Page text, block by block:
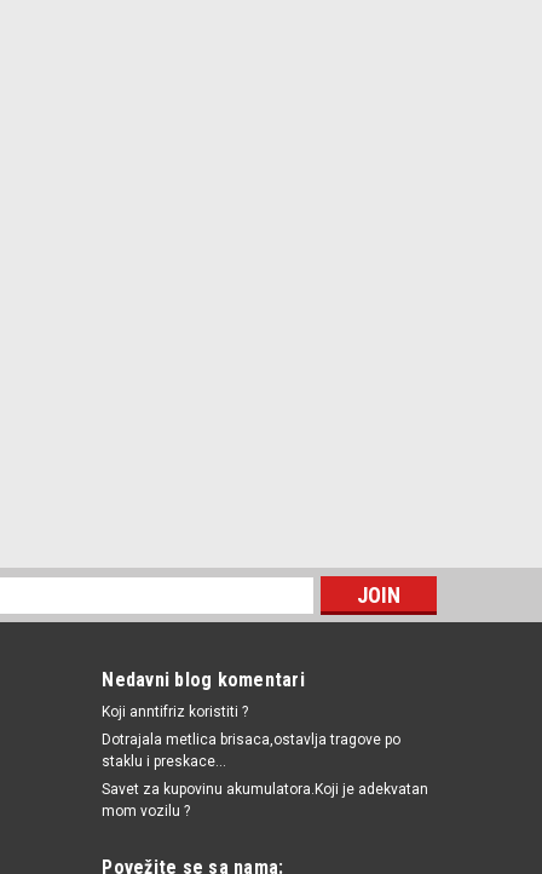
Nedavni blog komentari
Koji anntifriz koristiti ?
Dotrajala metlica brisaca,ostavlja tragove po
staklu i preskace...
Savet za kupovinu akumulatora.Koji je adekvatan
mom vozilu ?
Povežite se sa nama: